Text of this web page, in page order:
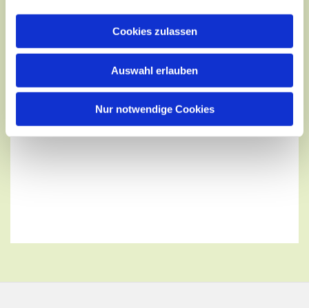
Cookies zulassen
Auswahl erlauben
Nur notwendige Cookies